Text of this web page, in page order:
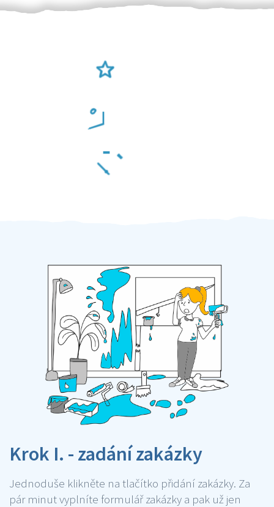
Krok I. - zadání zakázky
Jednoduše klikněte na tlačítko přidání zakázky. Za
pár minut vyplníte formulář zakázky a pak už jen